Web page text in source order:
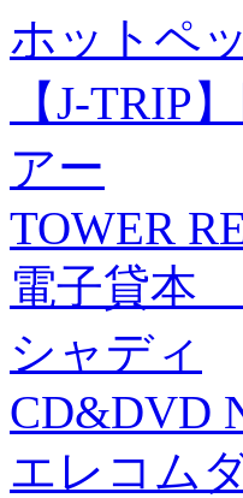
ホットペ
【J-TRIP
アー
TOWER
電子貸本
シャディ
CD&DVD
エレコム